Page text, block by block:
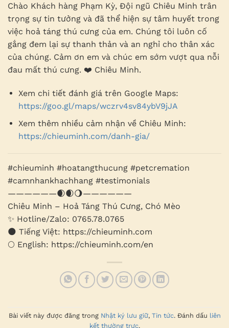
Chào Khách hàng Phạm Kỳ, Đội ngũ Chiêu Minh trân
trọng sự tin tưởng và đã thể hiện sự tâm huyết trong
việc hoả táng thú cưng của em. Chúng tôi luôn cố
gắng đem lại sự thanh thản và an nghỉ cho thân xác
của chúng. Cảm ơn em và chúc em sớm vượt qua nỗi
đau mất thú cưng. ❤️ Chiêu Minh.
Xem chi tiết đánh giá trên Google Maps:
https://goo.gl/maps/wczrv4sv84ybV9jJA
Xem thêm nhiều cảm nhận về Chiêu Minh:
https://chieuminh.com/danh-gia/
#chieuminh #hoatangthucung #petcremation
#camnhankhachhang #testimonials
——————🌒🌒🌖——————
Chiêu Minh – Hoả Táng Thú Cưng, Chó Mèo
✨ Hotline/Zalo: 0765.78.0765
🌑 Tiếng Việt: https://chieuminh.com
🌕 English: https://chieuminh.com/en
Bài viết này được đăng trong Nhật ký lưu giữ, Tin tức. Đánh dấu liên
kết thường trực.